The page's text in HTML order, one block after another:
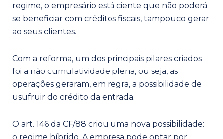
regime, o empresário está ciente que não poderá
se beneficiar com créditos fiscais, tampouco gerar
ao seus clientes.
Com a reforma, um dos principais pilares criados
foi a não cumulatividade plena, ou seja, as
operações geraram, em regra, a possibilidade de
usufruir do crédito da entrada.
O art. 146 da CF/88 criou uma nova possibilidade:
o regime híbrido. A empresa pode optar por